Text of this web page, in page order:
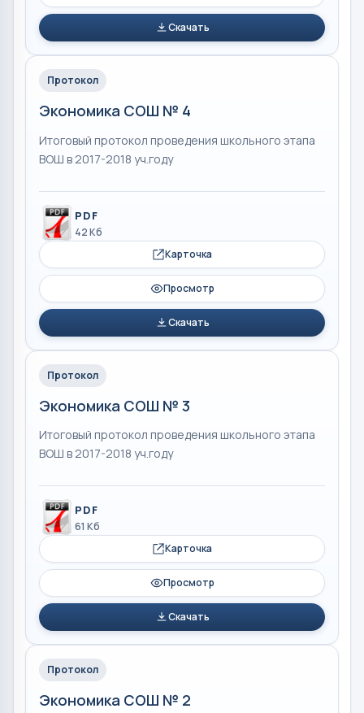
Скачать
Протокол
Экономика СОШ № 4
Итоговый протокол проведения школьного этапа
ВОШ в 2017-2018 уч.году
PDF
42 Кб
Карточка
Просмотр
Скачать
Протокол
Экономика СОШ № 3
Итоговый протокол проведения школьного этапа
ВОШ в 2017-2018 уч.году
PDF
61 Кб
Карточка
Просмотр
Скачать
Протокол
Экономика СОШ № 2